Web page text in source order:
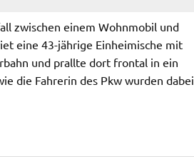
zwischen einem Wohnmobil und
eine 43-jährige Einheimische mit
und prallte dort frontal in ein
die Fahrerin des Pkw wurden dabei